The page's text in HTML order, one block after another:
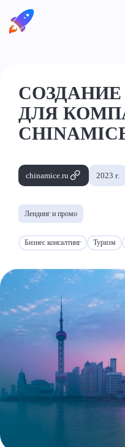
ДЛЯ
chinamice.ru 2023 г.
Лендинг и промо
Бизнес консалтинг Туризм